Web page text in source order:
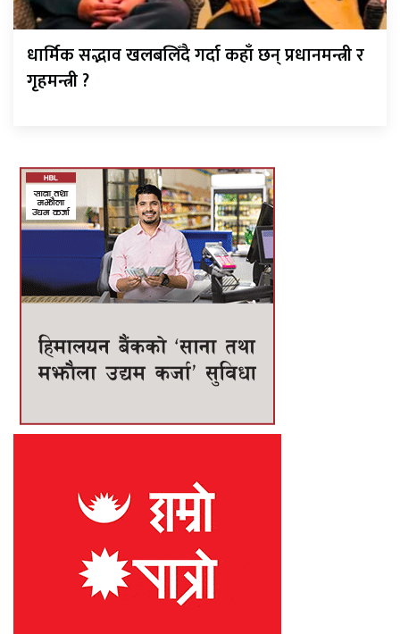
धार्मिक सद्भाव खलबलिँदै गर्दा कहाँ छन् प्रधानमन्त्री र
गृहमन्त्री ?